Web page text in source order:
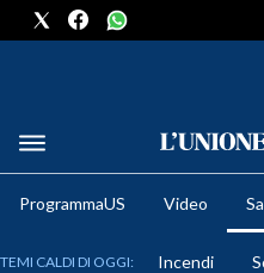
METEO
ProgrammaUS Video
TEMI CALDI DI OGGI: Incendi